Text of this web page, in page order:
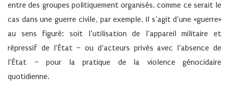
entre des groupes politiquement organisés, comme ce serait le
cas dans une guerre civile, par exemple. Il s’agit d’une «guerre»
au sens figuré: soit l’utilisation de l’appareil militaire et
répressif de l’État – ou d’acteurs privés avec l’absence de
l’État – pour la pratique de la violence génocidaire
quotidienne.